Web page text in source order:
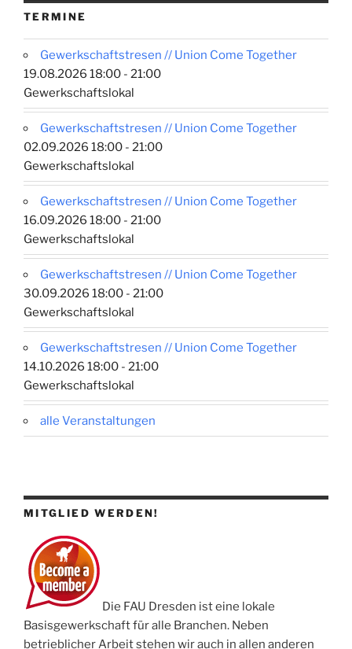
TERMINE
Gewerkschaftstresen // Union Come Together
19.08.2026 18:00 - 21:00
Gewerkschaftslokal
Gewerkschaftstresen // Union Come Together
02.09.2026 18:00 - 21:00
Gewerkschaftslokal
Gewerkschaftstresen // Union Come Together
16.09.2026 18:00 - 21:00
Gewerkschaftslokal
Gewerkschaftstresen // Union Come Together
30.09.2026 18:00 - 21:00
Gewerkschaftslokal
Gewerkschaftstresen // Union Come Together
14.10.2026 18:00 - 21:00
Gewerkschaftslokal
alle Veranstaltungen
MITGLIED WERDEN!
Die FAU Dresden ist eine lokale
Basisgewerkschaft für alle Branchen. Neben
betrieblicher Arbeit stehen wir auch in allen anderen